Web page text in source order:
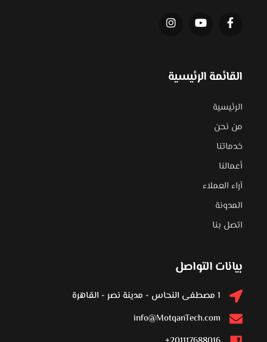
القائمة الرئيسية
الرئيسية
من نحن
خدماتنا
أعمالنا
آراء العملاء
المدونة
اتصل بنا
بيانات التواصل
1 مصطفى النحاس - مدينة نصر - القاهرة
info@MotqanTech.com